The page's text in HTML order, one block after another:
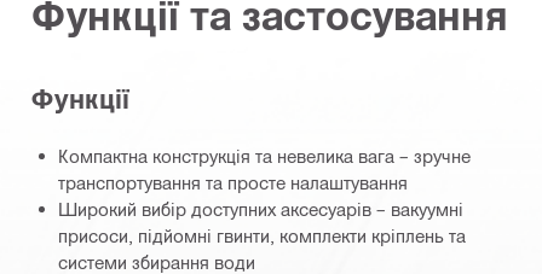
Функції та застосування
Функції
Компактна конструкція та невелика вага – зручне
транспортування та просте налаштування
Широкий вибір доступних аксесуарів – вакуумні
присоси, підйомні гвинти, комплекти кріплень та
системи збирання води